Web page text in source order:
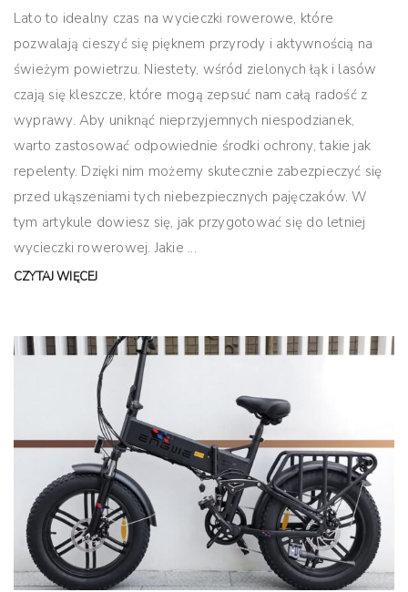
Lato to idealny czas na wycieczki rowerowe, które
pozwalają cieszyć się pięknem przyrody i aktywnością na
świeżym powietrzu. Niestety, wśród zielonych łąk i lasów
czają się kleszcze, które mogą zepsuć nam całą radość z
wyprawy. Aby uniknąć nieprzyjemnych niespodzianek,
warto zastosować odpowiednie środki ochrony, takie jak
repelenty. Dzięki nim możemy skutecznie zabezpieczyć się
przed ukąszeniami tych niebezpiecznych pajęczaków. W
tym artykule dowiesz się, jak przygotować się do letniej
wycieczki rowerowej. Jakie ...
CZYTAJ WIĘCEJ